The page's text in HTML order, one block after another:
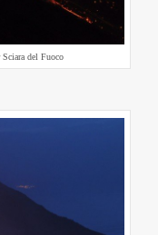
del Fuoco